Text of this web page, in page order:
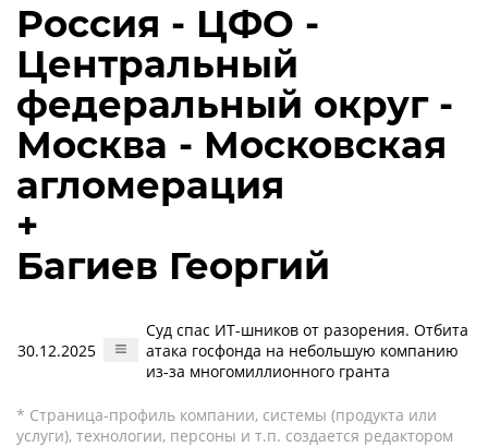
Россия - ЦФО -
Центральный
федеральный округ -
Москва - Московская
агломерация
+
Багиев Георгий
30.12.2025
Суд спас ИТ-шников от разорения. Отбита
атака госфонда на небольшую компанию
из-за многомиллионного гранта
* Страница-профиль компании, системы (продукта или
услуги), технологии, персоны и т.п. создается редактором